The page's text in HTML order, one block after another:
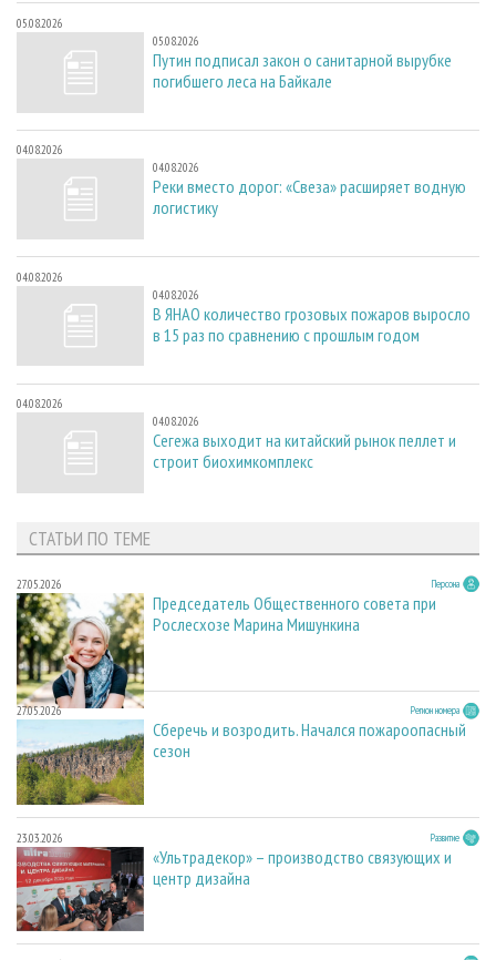
05.08.2026
05.08.2026
Путин подписал закон о санитарной вырубке
погибшего леса на Байкале
04.08.2026
04.08.2026
Реки вместо дорог: «Свеза» расширяет водную
логистику
04.08.2026
04.08.2026
В ЯНАО количество грозовых пожаров выросло
в 15 раз по сравнению с прошлым годом
04.08.2026
04.08.2026
Сегежа выходит на китайский рынок пеллет и
строит биохимкомплекс
СТАТЬИ ПО ТЕМЕ
27.05.2026 Персона
Председатель Общественного совета при
Рослесхозе Марина Мишункина
27.05.2026 Регион номера
Сберечь и возродить. Начался пожароопасный
сезон
23.03.2026 Развитие
«Ультрадекор» – производство связующих и
центр дизайна